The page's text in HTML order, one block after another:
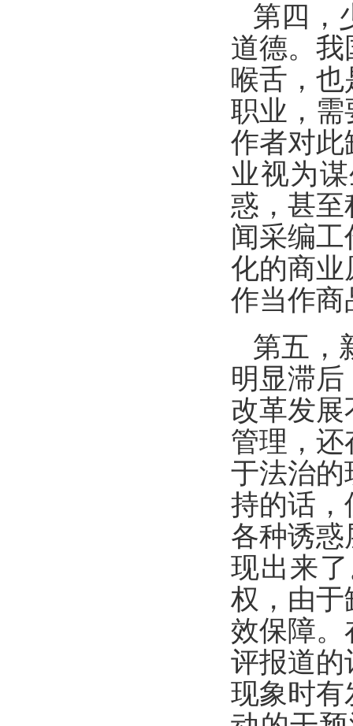
第四，
道德。
喉舌，
职业，需
作者对此
业视为
惑，甚至
闻采编
化的商业
作当作商
第五，
明显滞
改革发
管理，
于法治的
持的话，
各种诱
现出来
权，由于
效保障。
评报道的
现象时有